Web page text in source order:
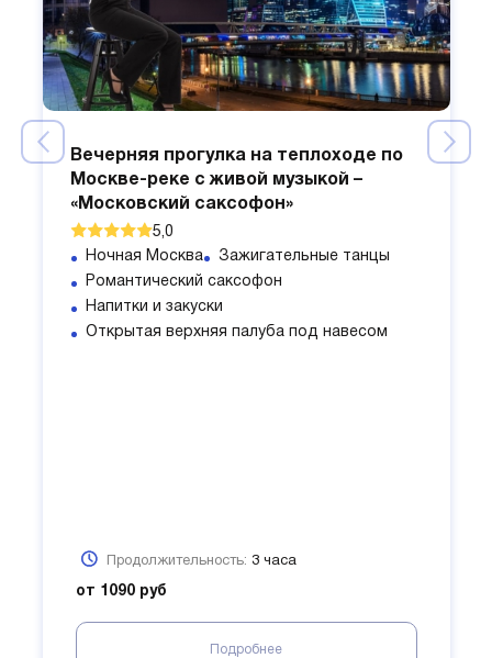
Вечерняя прогулка на теплоходе по
Москве-реке с живой музыкой –
«Московский саксофон»
5,0
Ночная Москва
Зажигательные танцы
Романтический саксофон
Напитки и закуски
Открытая верхняя палуба под навесом
Продолжительность: 3 часа
от 1090 руб
Подробнее